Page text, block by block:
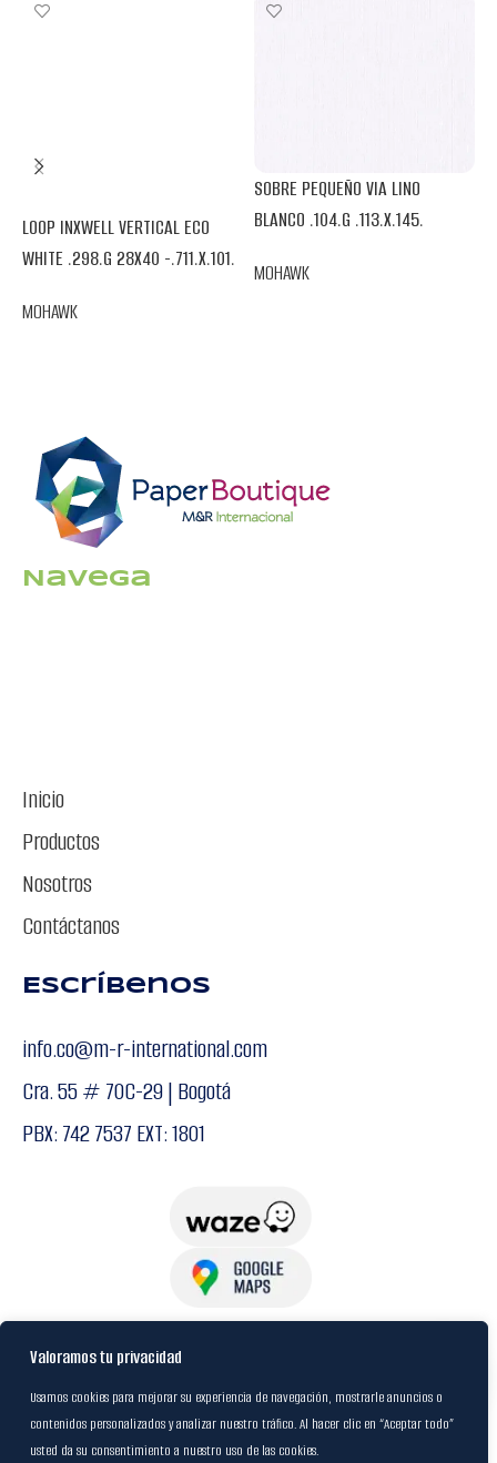
Valoramos tu privacidad
Usamos cookies para mejorar su experiencia de navegación, mostrarle anuncios o
contenidos personalizados y analizar nuestro tráfico. Al hacer clic en “Aceptar todo”
usted da su consentimiento a nuestro uso de las cookies.
LOOP INXWELL VERTICAL ECO
WHITE .298.G 28X40 -.711.X.101.
MOHAWK
SOBRE PEQUEÑO VIA LINO
BLANCO .104.G .113.X.145.
MOHAWK
Navega
Inicio
Productos
Nosotros
Contáctanos
Escríbenos
info.co@m-r-international.com
Cra. 55 # 70C-29 | Bogotá
PBX: 742 7537 EXT: 1801
USuarios
Política de Datos